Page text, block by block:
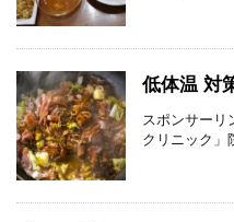
低体温 対
スポンサーリ
クリニック」